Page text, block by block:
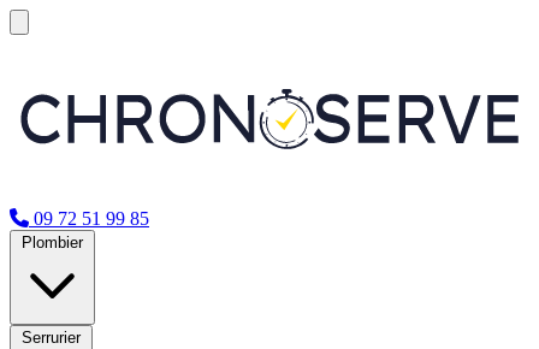
09 72 51 99 85
Plombier
Serrurier